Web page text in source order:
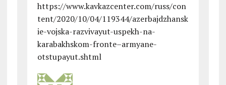
https://www.kavkazcenter.com/russ/con
tent/2020/10/04/119344/azerbajdzhansk
ie-vojska-razvivayut-uspekh-na-
karabakhskom-fronte–armyane-
otstupayut.shtml